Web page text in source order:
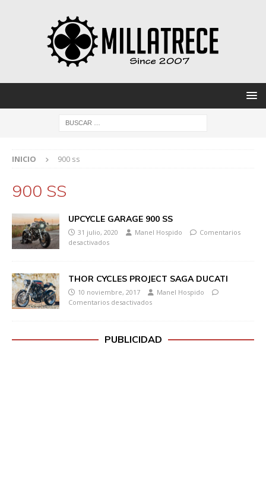
INICIO 900 ss
900 SS
UPCYCLE GARAGE 900 SS
31 julio, 2020 Manel Hospido
Comentarios
desactivados
THOR CYCLES PROJECT SAGA DUCATI
10 noviembre, 2017
Manel Hospido
Comentarios desactivados
PUBLICIDAD